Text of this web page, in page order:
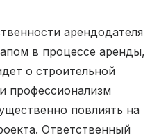
арендодателя
в процессе аренды,
о строительной
профессионализм
повлиять на
Ответственный